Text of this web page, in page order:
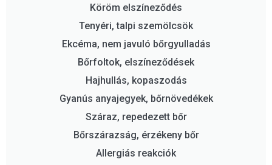
Köröm elszíneződés
Tenyéri, talpi szemölcsök
Ekcéma, nem javuló bőrgyulladás
Bőrfoltok, elszíneződések
Hajhullás, kopaszodás
Gyanús anyajegyek, bőrnövedékek
Száraz, repedezett bőr
Bőrszárazság, érzékeny bőr
Allergiás reakciók